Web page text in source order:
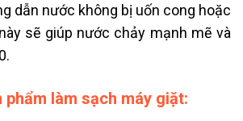
dẫn nước không bị uốn cong hoặc
sẽ giúp nước chảy mạnh mẽ và
phẩm làm sạch máy giặt: